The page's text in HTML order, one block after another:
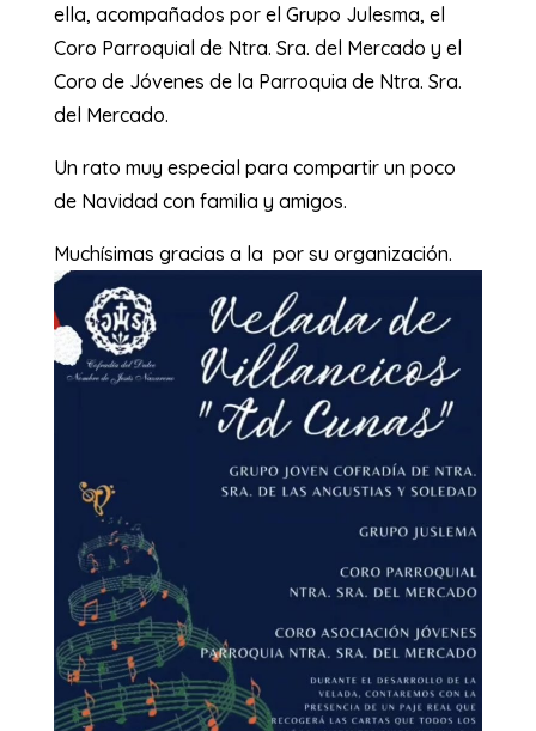
ella, acompañados por el Grupo Julesma, el
Coro Parroquial de Ntra. Sra. del Mercado y el
Coro de Jóvenes de la Parroquia de Ntra. Sra.
del Mercado.
Un rato muy especial para compartir un poco
de Navidad con familia y amigos.
Muchísimas gracias a la por su organización.